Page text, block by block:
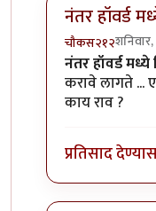
नंतर हॉवर्ड
चौकस२१२
In reply to
नंतर हॉवर्ड
करावे लागते ...
काय राव ?
प्रतिसाद